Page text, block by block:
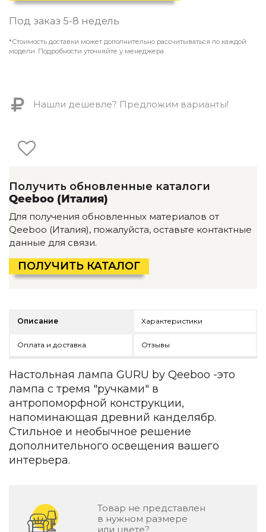
Контемпорари
Производство архитектурного и декоративного
Мебель
Столы и столики
Мягкая мебель
Полки и стеллажи
Мебель для HoReCa
Производство мебели на заказ Romatti
Корпусная мебель на заказ
Шкафы и гардеробные на заказ
Мебель для ванной
Офисная мебель
Детская мебель
Коллекции
INTERRA — Soft Modern
DAYZ — Ethno
Все коллекции мебели
Подбор, производство и комплектация по вашему
Декор
По типу
Вентиляторы
Ковры
Под заказ 5-8 недель
*Стоимость доставки может дополнительно рассчитываться по каждой
модели. Подробности уточняйте у менеджера
Нашли дешевле? Предложим варианты!
Получить обновленные каталоги
Qeeboo (Италия)
Для получения обновленных материалов от
Qeeboo (Италия), пожалуйста, оставьте контактные
данные для связи.
ПОЛУЧИТЬ КАТАЛОГ
Описание Характеристики
Оплата и доставка Отзывы
Настольная лампа GURU by Qeeboo -это
лампа с тремя "ручками" в
антропоморфной конструкции,
напоминающая древний канделябр.
Стильное и необычное решение
дополнительного освещения вашего
интерьера.
Товар не представлен
в нужном размере
или цвете?